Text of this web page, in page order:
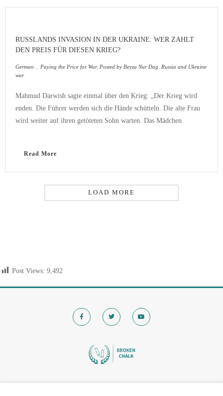
RUSSLANDS INVASION IN DER UKRAINE: WER ZAHLT
DEN PREIS FÜR DIESEN KRIEG?
German Paying the Price for War, Posted by Beyza Nur Dag
Russia and Ukraine
war
Mahmud Darwish sagte einmal über den Krieg: „Der Krieg wird
enden. Die Führer werden sich die Hände schütteln. Die alte Frau
wird weiter auf ihren getöteten Sohn warten. Das Mädchen
Read More
LOAD MORE
Post Views: 9,492